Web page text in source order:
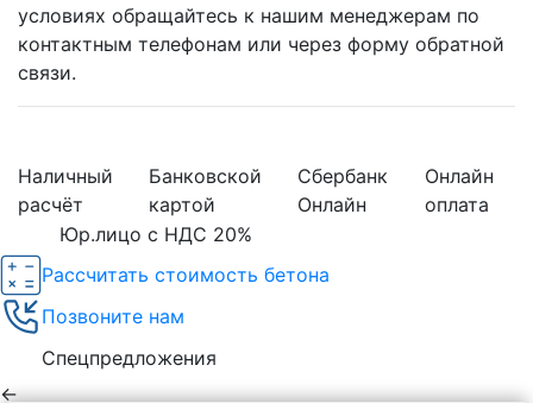
условиях обращайтесь к нашим менеджерам по
контактным телефонам или через форму обратной
связи.
Наличный
расчёт
Банковской
картой
Сбербанк
Онлайн
Онлайн
оплата
Юр.лицо с НДС 20%
Рассчитать стоимость бетона
Позвоните нам
Спецпредложения
←